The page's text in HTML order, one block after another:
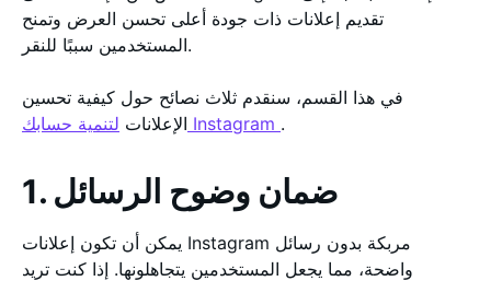
تقديم إعلانات ذات جودة أعلى تحسن العرض وتمنح
المستخدمين سببًا للنقر.
في هذا القسم، سنقدم ثلاث نصائح حول كيفية تحسين
الإعلانات لتنمية حسابك Instagram .
1. ضمان وضوح الرسائل
يمكن أن تكون إعلانات Instagram مربكة بدون رسائل
واضحة، مما يجعل المستخدمين يتجاهلونها. إذا كنت تريد